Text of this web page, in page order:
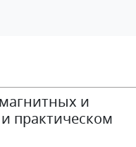
и
практическом